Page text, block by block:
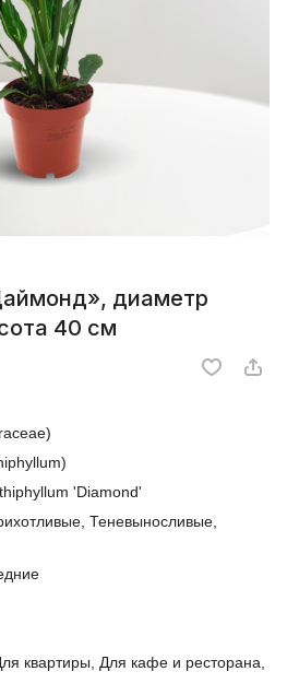
диаметр
40 см
'Diamond'
Теневыносливые,
квартиры, Для кафе и ресторана,